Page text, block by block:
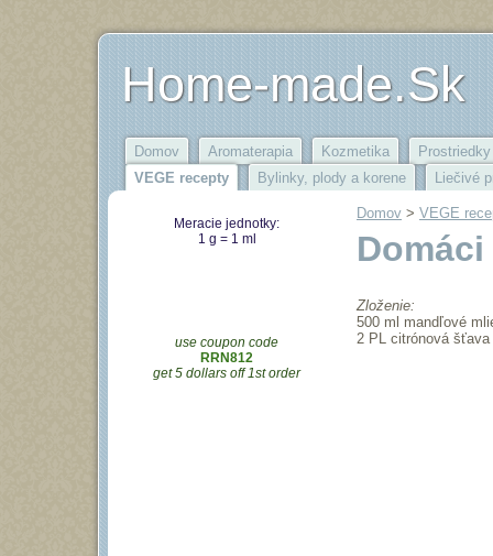
Home-made.Sk
Domov Aromaterapia Kozmetika
VEGE recepty
Bylinky, plody a korene Liečivé
Meracie jednotky:
1 g = 1 ml
use coupon code
RRN812
get 5 dollars off 1st order
Domov ‎ > ‎ VEGE
Zloženie:
500 ml mandľové
2 PL citrónová šťava